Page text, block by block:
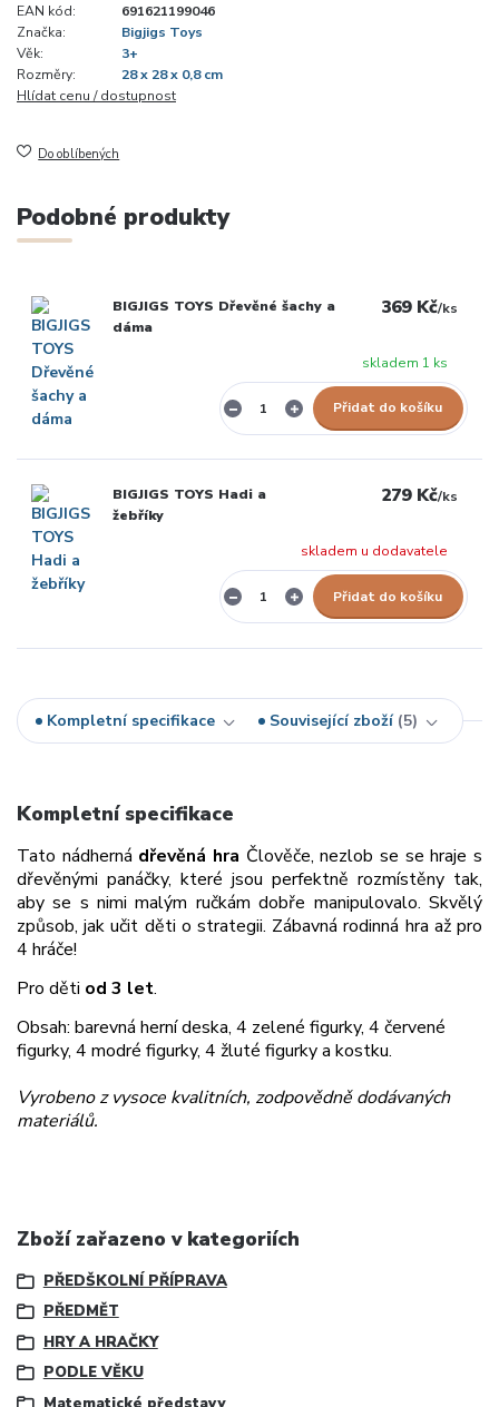
EAN kód:
691621199046
Značka:
Bigjigs Toys
Věk:
3+
Rozměry:
28 x 28 x 0,8 cm
Hlídat cenu / dostupnost
Do oblíbených
Podobné produkty
BIGJIGS TOYS Dřevěné šachy a
dáma
369 Kč/ks
skladem 1 ks
Přidat do košíku
BIGJIGS TOYS Hadi a
žebříky
279 Kč/ks
skladem u dodavatele
Přidat do košíku
Kompletní specifikace Související zboží 5
Kompletní specifikace
Tato nádherná dřevěná hra Člověče, nezlob se se hraje s
dřevěnými panáčky, které jsou perfektně rozmístěny tak,
aby se s nimi malým ručkám dobře manipulovalo. Skvělý
způsob, jak učit děti o strategii. Zábavná rodinná hra až pro
4 hráče!
Pro děti od 3 let.
Obsah: barevná herní deska, 4 zelené figurky, 4 červené
figurky, 4 modré figurky, 4 žluté figurky a kostku.
Vyrobeno z vysoce kvalitních, zodpovědně dodávaných
materiálů.
Zboží zařazeno v kategoriích
PŘEDŠKOLNÍ PŘÍPRAVA
PŘEDMĚT
HRY A HRAČKY
PODLE VĚKU